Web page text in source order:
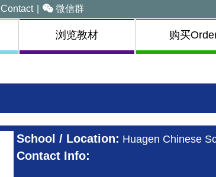
Contact | 微信群
浏览教材 购买
School / Location: Huagen Chinese
Contact Info: